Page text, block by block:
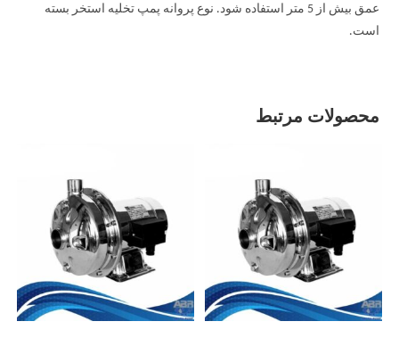
عمق بیش از 5 متر استفاده شود. نوع پروانه پمپ تخلیه استخر بسته
است.
محصولات مرتبط